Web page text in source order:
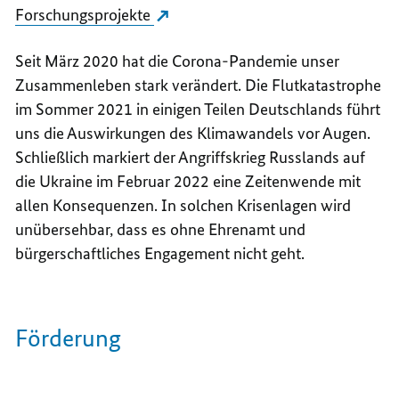
Forschungsprojekte
Seit März 2020 hat die Corona-Pandemie unser
Zusammenleben stark verändert. Die Flutkatastrophe
im Sommer 2021 in einigen Teilen Deutschlands führt
uns die Auswirkungen des Klimawandels vor Augen.
Schließlich markiert der Angriffskrieg Russlands auf
die Ukraine im Februar 2022 eine Zeitenwende mit
allen Konsequenzen. In solchen Krisenlagen wird
unübersehbar, dass es ohne Ehrenamt und
bürgerschaftliches Engagement nicht geht.
Förderung